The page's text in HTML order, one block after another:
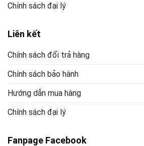
Chính sách đại lý
Liên kết
Chính sách đổi trả hàng
Chính sách bảo hành
Hướng dẫn mua hàng
Chính sách đại lý
Fanpage Facebook